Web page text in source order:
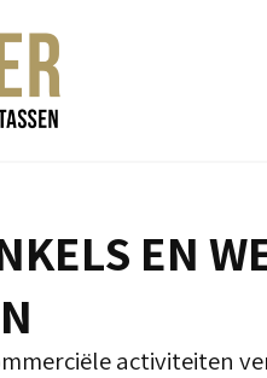
EN
activiteiten